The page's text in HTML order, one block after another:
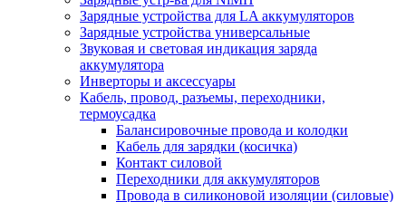
Зарядные устройства для LA аккумуляторов
Зарядные устройства универсальные
Звуковая и световая индикация заряда
аккумулятора
Инверторы и аксессуары
Кабель, провод, разъемы, переходники,
термоусадка
Балансировочные провода и колодки
Кабель для зарядки (косичка)
Контакт силовой
Переходники для аккумуляторов
Провода в силиконовой изоляции (силовые)